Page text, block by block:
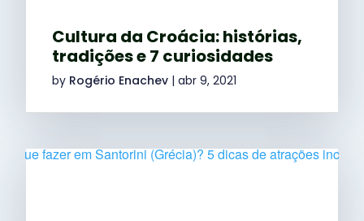
Cultura da Croácia: histórias,
tradições e 7 curiosidades
by Rogério Enachev |abr 9, 2021